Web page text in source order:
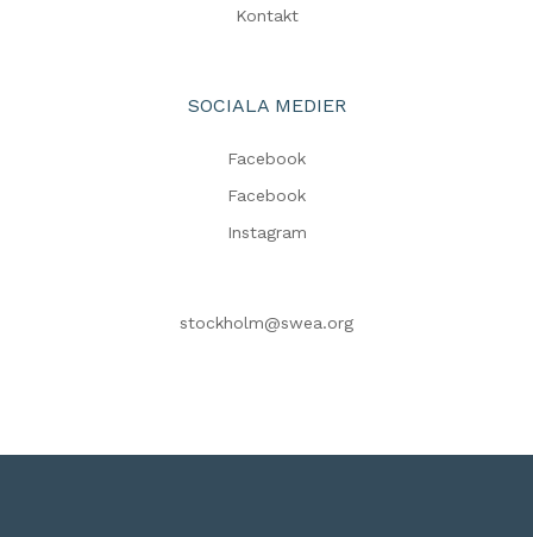
Kontakt
SOCIALA MEDIER
Facebook
Facebook
Instagram
stockholm@swea.org